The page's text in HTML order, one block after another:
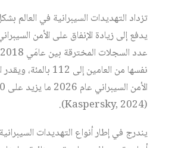
تزداد التهديدات السيبرانية في العالم
يدفع إلى زيادة الإنفاق على الأمن
نفسها من العامين إلى
(Kaspersky, 2024).
يندرج في إطار أنواع التهديدات